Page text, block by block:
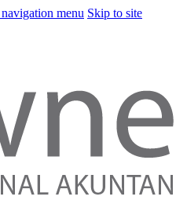
menu Skip to site